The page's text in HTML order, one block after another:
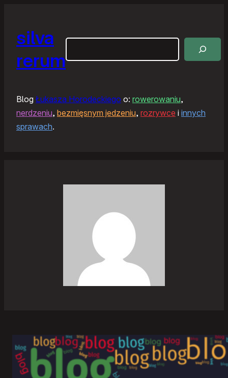
silva
rerum
Blog Łukasza Horodeckiego o: rowerowaniu,
nerdzeniu, bezmięsnym jedzeniu, rozrywce i innych
sprawach.